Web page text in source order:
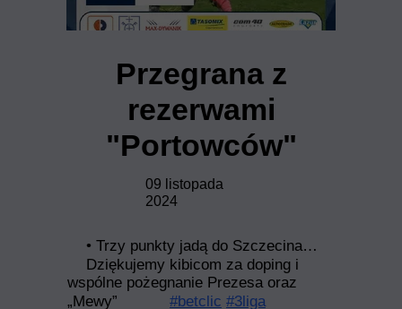
09 listopada
2024
Przegrana z
rezerwami
"Portowców"
• Trzy punkty jadą do Szczecina…
Dziękujemy kibicom za doping i
wspólne pożegnanie Prezesa oraz
„Mewy”
#betclic #3liga